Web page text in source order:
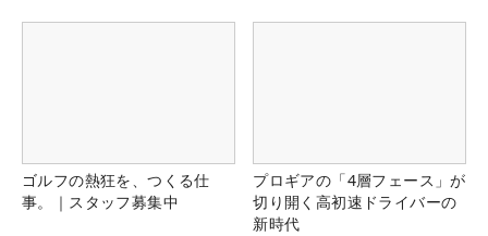
ゴルフの熱狂を、つくる仕
事。｜スタッフ募集中
プロギアの「4層フェース」が
切り開く高初速ドライバーの
新時代